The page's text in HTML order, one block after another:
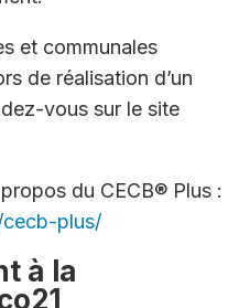
et communales
de réalisation d’un
vous sur le site
du CECB® Plus :
plus/
à la